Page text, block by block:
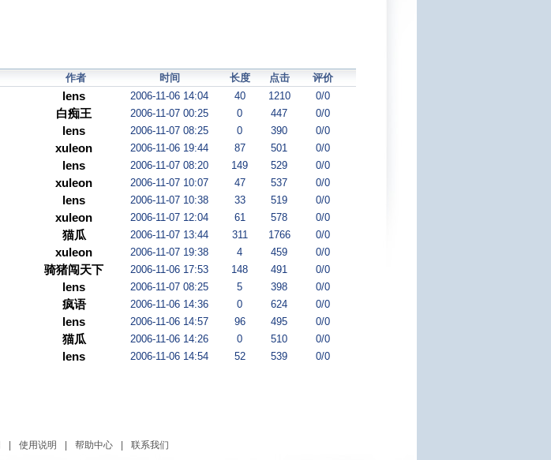
作者 时间 长度 点击 评价
lens 2006-11-06 14:04 40 1210 0/0
白痴王 2006-11-07 00:25 0 447 0/0
lens 2006-11-07 08:25 0 390 0/0
xuleon 2006-11-06 19:44 87 501 0/0
lens 2006-11-07 08:20 149 529 0/0
xuleon 2006-11-07 10:07 47 537 0/0
lens 2006-11-07 10:38 33 519 0/0
xuleon 2006-11-07 12:04 61 578 0/0
猫瓜 2006-11-07 13:44 311 1766 0/0
xuleon 2006-11-07 19:38 4 459 0/0
骑猪闯天下 2006-11-06 17:53 148 491 0/0
lens 2006-11-07 08:25 5 398 0/0
疯语 2006-11-06 14:36 0 624 0/0
lens 2006-11-06 14:57 96 495 0/0
猫瓜 2006-11-06 14:26 0 510 0/0
lens 2006-11-06 14:54 52 539 0/0
使用说明 帮助中心
联系我们